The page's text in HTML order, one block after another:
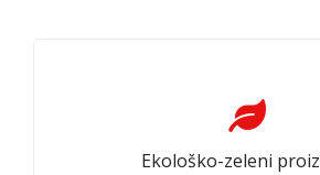
Ekološko-zeleni